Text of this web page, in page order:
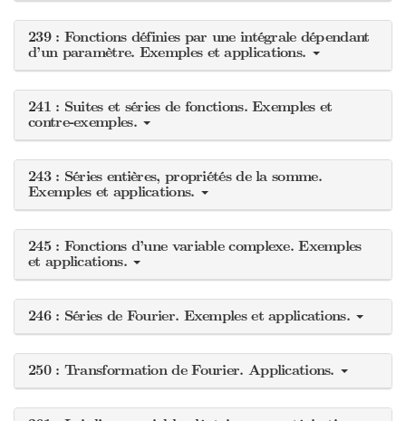
239 : Fonctions définies par une intégrale dépendant
d’un paramètre. Exemples et applications.
241 : Suites et séries de fonctions. Exemples et
contre-exemples.
243 : Séries entières, propriétés de la somme.
Exemples et applications.
245 : Fonctions d’une variable complexe. Exemples
et applications.
246 : Séries de Fourier. Exemples et applications.
250 : Transformation de Fourier. Applications.